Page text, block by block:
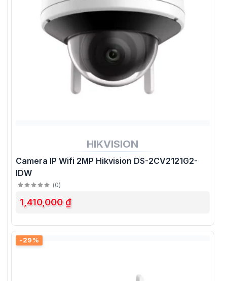
HIKVISION
Camera IP Wifi 2MP Hikvision DS-2CV2121G2-
IDW
(0)
1,410,000 ₫
-29%